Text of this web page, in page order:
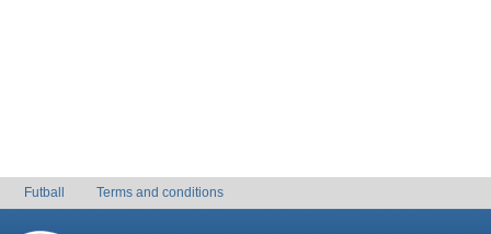
Futball Terms and conditions